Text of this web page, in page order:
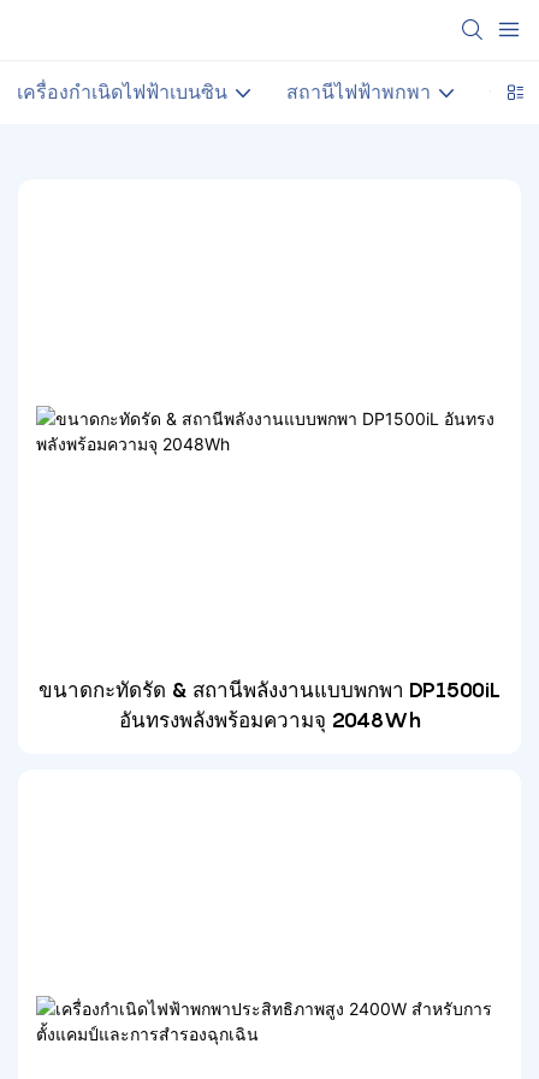
เครื่องกำเนิดไฟฟ้าเบนซิน สถานีไฟฟ้าพกพา ขาย
ขนาดกะทัดรัด & สถานีพลังงานแบบพกพา DP1500iL
อันทรงพลังพร้อมความจุ 2048Wh